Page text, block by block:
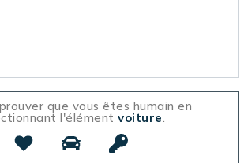
que vous êtes humain en
l'élément voiture.